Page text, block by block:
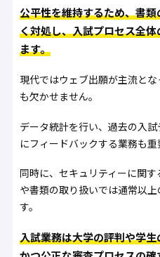
公平性を維持するため、書
く対処し、入試プロセス全
ます。
現代ではウェブ出願が主流と
も欠かせません。
データ統計を行い、過去の入
にフィードバックする業務も重
同時に、セキュリティーに関
や書類の取り扱いでは通常以
す。
入試業務は大学の評判や学